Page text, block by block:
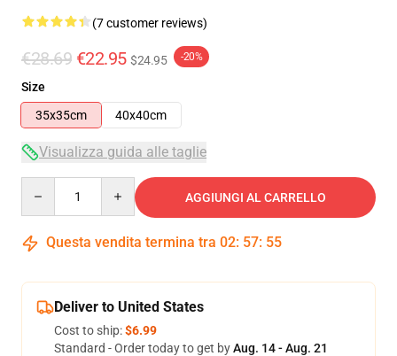
(7 customer reviews)
€28.69 €22.95 $24.95 -20%
Size
35x35cm
40x40cm
Visualizza guida alle taglie
AGGIUNGI AL CARRELLO
Questa vendita termina tra 02: 57: 54
Deliver to United States
Cost to ship:$6.99
Standard - Order today to get byAug. 14 - Aug. 21